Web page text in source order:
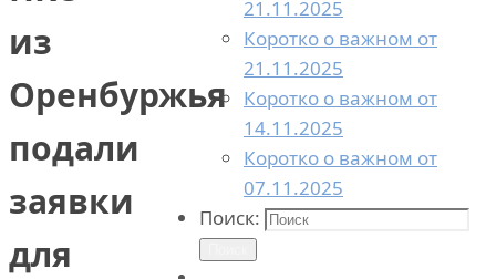
из
Оренбуржья
подали
заявки
для
21.11.2025
Коротко о важном от
21.11.2025
Коротко о важном от
14.11.2025
Коротко о важном от
07.11.2025
Поиск: